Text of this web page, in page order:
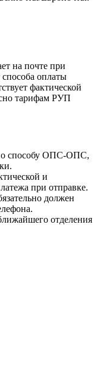
на почте при
оплаты
фактической
тарифам РУП
по способу ОПС-ОПС,
и
при отправке.
должен
отделения